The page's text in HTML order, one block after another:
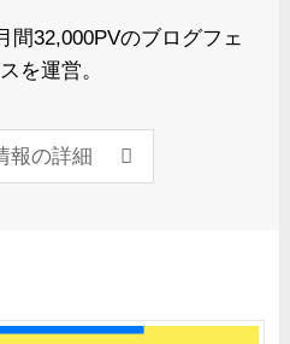
間32,000PVのブログフェ
を運営。
報の詳細